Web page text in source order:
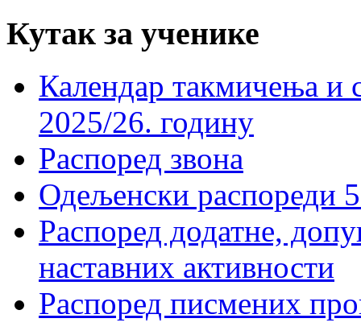
Кутак за ученике
Календар такмичења
2025/26. годину
Распоред звона
Одељенски распореди
Распоред додатне,
наставних активности
Распоред писмених